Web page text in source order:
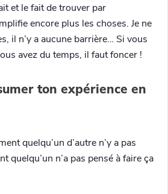
et le fait de trouver par
encore plus les choses. Je ne
il n’y a aucune barrière… Si vous
avez du temps, il faut foncer !
ton expérience en
quelqu’un d’autre n’y a pas
quelqu’un n’a pas pensé à faire ça